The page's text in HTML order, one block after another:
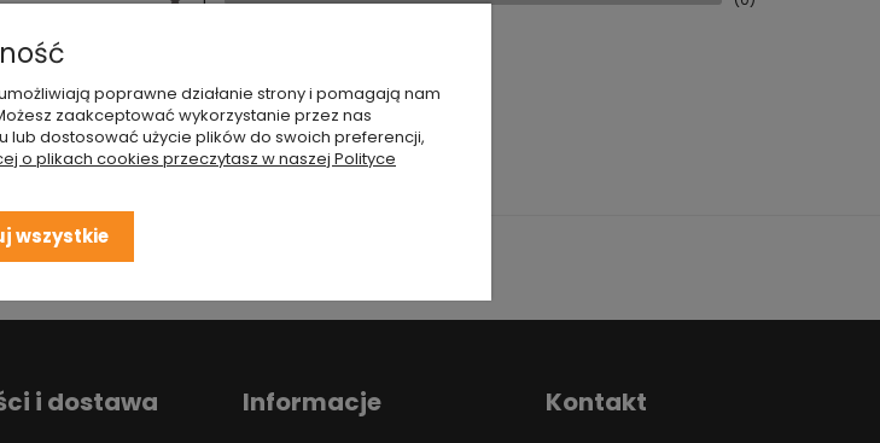
i dostawa Informacje Kontakt
poprawne działanie strony i pomagają nam
zaakceptować wykorzystanie przez nas
lub dostosować użycie plików do swoich preferencji,
o plikach cookies przeczytasz w naszej Polityce
wszystkie